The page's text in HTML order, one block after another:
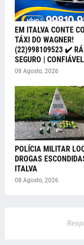
EM ITALVA CONTE
TÁXI DO WAGNER!
(22)998109523 ✔️
SEGURO | CONFIÁVEL
08 Agosto, 2026
POLÍCIA MILITAR
DROGAS
ITALVA
08 Agosto, 2026